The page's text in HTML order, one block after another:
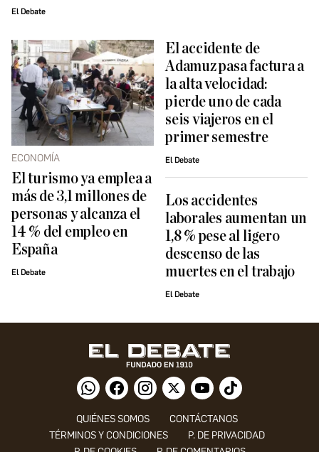
El Debate
ECONOMÍA
El turismo ya emplea a
más de 3,1 millones de
personas y alcanza el
14 % del empleo en
España
El Debate
El accidente de
Adamuz pasa factura a
la alta velocidad:
pierde uno de cada
seis viajeros en el
primer semestre
El Debate
Los accidentes
laborales aumentan un
1,8 % pese al ligero
descenso de las
muertes en el trabajo
El Debate
QUIÉNES SOMOS
CONTÁCTANOS
TÉRMINOS Y CONDICIONES
P. DE PRIVACIDAD